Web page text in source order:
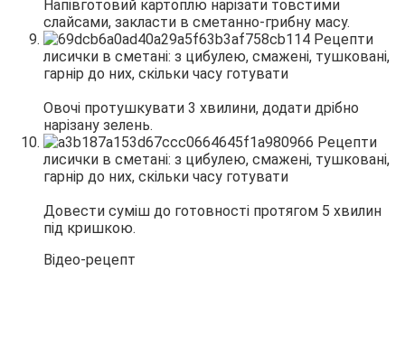
Напівготовий картоплю нарізати товстими
слайсами, закласти в сметанно-грибну масу.
Овочі протушкувати 3 хвилини, додати дрібно
нарізану зелень.
Довести суміш до готовності протягом 5 хвилин
під кришкою.
Відео-рецепт